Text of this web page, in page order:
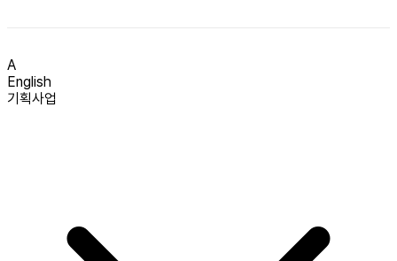
A
English
기획사업